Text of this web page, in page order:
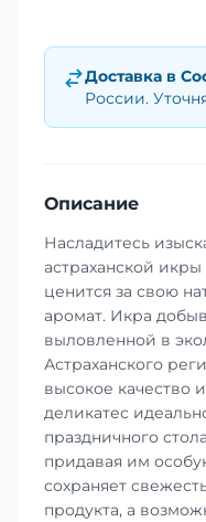
Доставка в
России.
Описание
Насладитесь
астраханской
ценится за свою
аромат. Икра
выловленной в
Астраханского
высокое качество
деликатес
праздничного
придавая им
сохраняет
продукта, а